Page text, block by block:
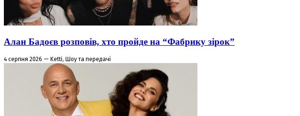
Алан Бадоєв розповів, хто пройде на “Фабрику зірок”
4 серпня 2026 — Ketti, Шоу та передачі